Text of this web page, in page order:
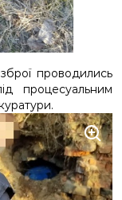
проводились
процесуальним